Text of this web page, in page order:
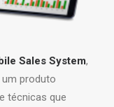
Sales System,
produto
técnicas que